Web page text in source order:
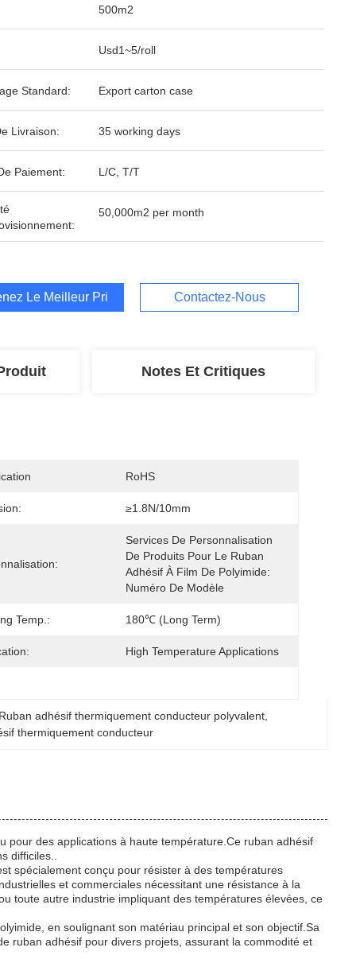
500m2
Usd1~5/roll
Standard: Export carton case
Livraison: 35 working days
Paiement: L/C, T/T
50,000m2 per month
Le Meilleur Prix Contactez-Nous
Notes Et Critiques
RoHS
≥1.8N/10mm
Services De Personnalisation
De Produits Pour Le Ruban
Adhésif À Film De Polyimide:
Numéro De Modèle
Temp.: 180℃ (long Term)
High Temperature Applications
adhésif thermiquement conducteur polyvalent
thermiquement conducteur
pour des applications à haute température.Ce ruban adhésif
difficiles..
spécialement conçu pour résister à des températures
et commerciales nécessitant une résistance à la
toute autre industrie impliquant des températures élevées, ce
en soulignant son matériau principal et son objectif.Sa
ruban adhésif pour divers projets, assurant la commodité et